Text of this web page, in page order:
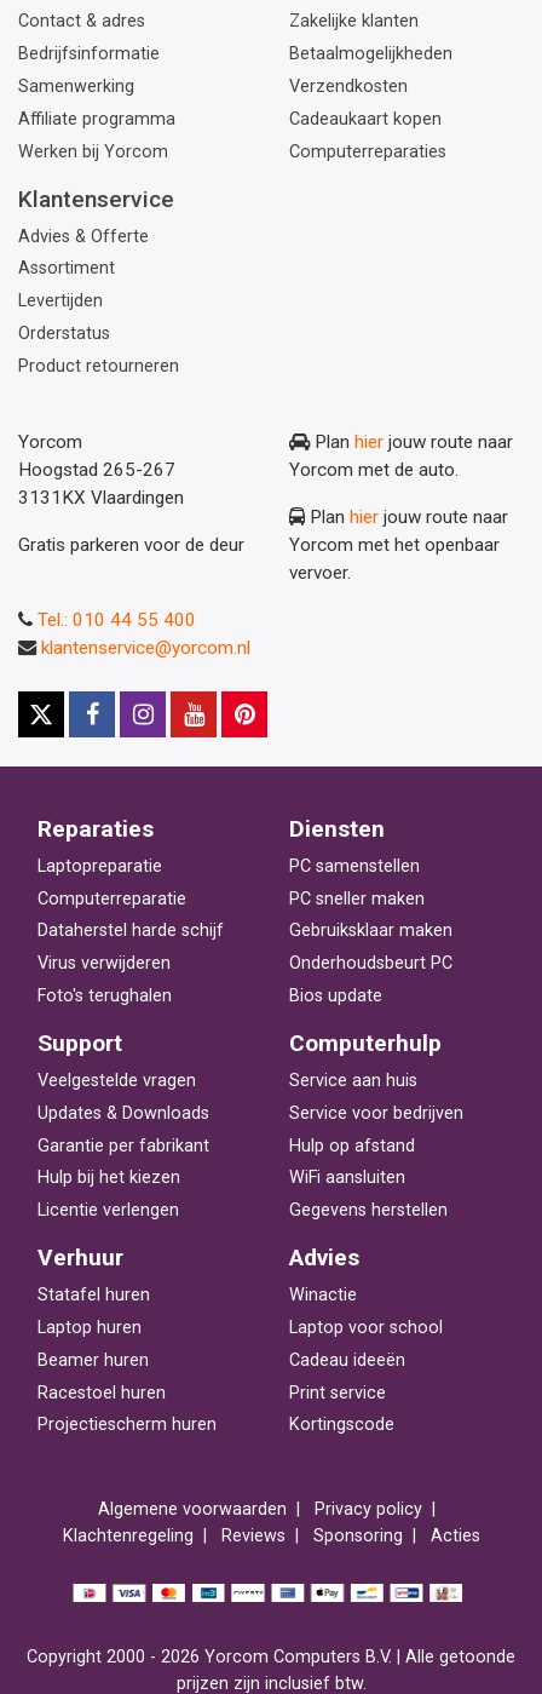
Contact & adres
Bedrijfsinformatie
Samenwerking
Affiliate programma
Werken bij Yorcom
Zakelijke klanten
Betaalmogelijkheden
Verzendkosten
Cadeaukaart kopen
Computerreparaties
Klantenservice
Advies & Offerte
Assortiment
Levertijden
Orderstatus
Product retourneren
Yorcom
Hoogstad 265-267
3131KX Vlaardingen
Gratis parkeren voor de deur
Plan hier jouw route naar
Yorcom met de auto.
Plan hier jouw route naar
Yorcom met het openbaar
vervoer.
Tel.: 010 44 55 400
klantenservice@yorcom.nl
Reparaties
Laptopreparatie
Computerreparatie
Dataherstel harde schijf
Virus verwijderen
Foto's terughalen
Diensten
PC samenstellen
PC sneller maken
Gebruiksklaar maken
Onderhoudsbeurt PC
Bios update
Support
Veelgestelde vragen
Updates & Downloads
Garantie per fabrikant
Hulp bij het kiezen
Licentie verlengen
Computerhulp
Service aan huis
Service voor bedrijven
Hulp op afstand
WiFi aansluiten
Gegevens herstellen
Verhuur
Statafel huren
Laptop huren
Beamer huren
Racestoel huren
Projectiescherm huren
Advies
Winactie
Laptop voor school
Cadeau ideeën
Print service
Kortingscode
Algemene voorwaarden
Privacy policy
Klachtenregeling
Reviews Sponsoring Acties
Copyright 2000 - 2026 Yorcom Computers B.V. | Alle getoonde
prijzen zijn inclusief btw.